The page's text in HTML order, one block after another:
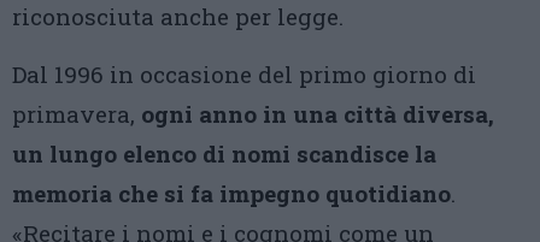
riconosciuta anche per legge.
Dal 1996 in occasione del primo giorno di
primavera, ogni anno in una città diversa,
un lungo elenco di nomi scandisce la
memoria che si fa impegno quotidiano.
«Recitare i nomi e i cognomi come un